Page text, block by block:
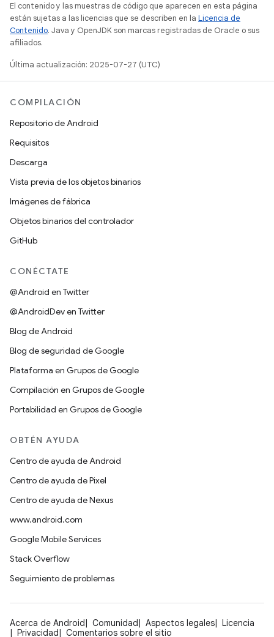
El contenido y las muestras de código que aparecen en esta página
están sujetas a las licencias que se describen en la Licencia de
Contenido. Java y OpenJDK son marcas registradas de Oracle o sus
afiliados.
Última actualización: 2025-07-27 (UTC)
COMPILACIÓN
Repositorio de Android
Requisitos
Descarga
Vista previa de los objetos binarios
Imágenes de fábrica
Objetos binarios del controlador
GitHub
CONÉCTATE
@Android en Twitter
@AndroidDev en Twitter
Blog de Android
Blog de seguridad de Google
Plataforma en Grupos de Google
Compilación en Grupos de Google
Portabilidad en Grupos de Google
OBTÉN AYUDA
Centro de ayuda de Android
Centro de ayuda de Pixel
Centro de ayuda de Nexus
www.android.com
Google Mobile Services
Stack Overflow
Seguimiento de problemas
Acerca de Android Comunidad Aspectos legales
Licencia
Privacidad
Comentarios sobre el sitio